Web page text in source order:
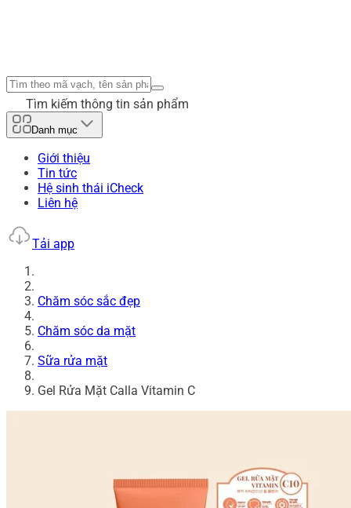
Tìm kiếm thông tin sản phẩm
Danh mục
Giới thiệu
Tin tức
Hệ sinh thái iCheck
Liên hệ
Tải app
Chăm sóc sắc đẹp
Chăm sóc da mặt
Sữa rửa mặt
Gel Rửa Mặt Calla Vitamin C